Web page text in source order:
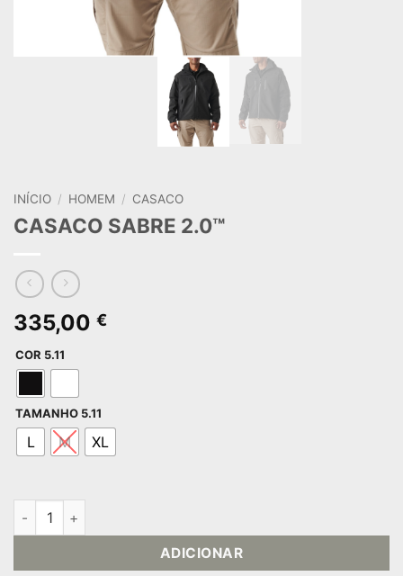
INÍCIO / HOMEM / CASACO
CASACO SABRE 2.0™
335,00 €
COR 5.11
TAMANHO 5.11
L M XL
Quantidade de CASACO SABRE 2.0™
ADICIONAR